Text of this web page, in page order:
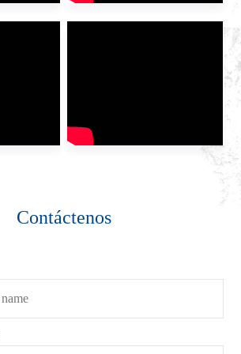
Contáctenos